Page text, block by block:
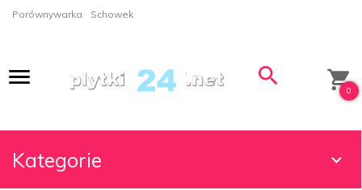
Porównywarka Schowek
0
Kategorie